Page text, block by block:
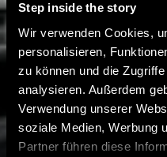
Step inside the story
Wir verwenden Cookies,
personalisieren,
zu können und die
analysieren. Außerdem
Verwendung unserer
soziale Medien, Werbung
Partner führen diese